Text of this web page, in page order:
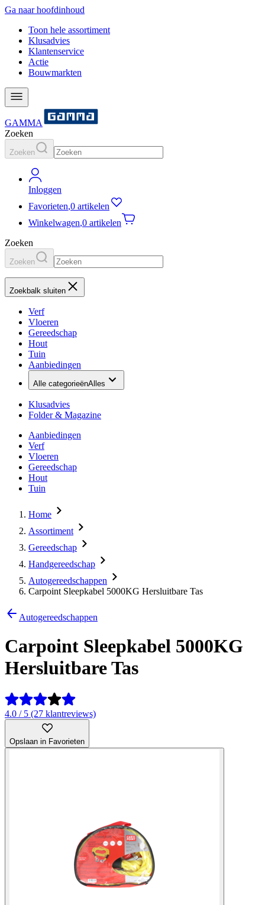
Ga naar hoofdinhoud
Toon hele assortiment
Klusadvies
Klantenservice
Actie
Bouwmarkten
GAMMA
Zoeken
Zoeken
Inloggen
Favorieten,0 artikelen
Winkelwagen,0 artikelen
Zoeken
Zoeken
Zoekbalk sluiten
Verf
Vloeren
Gereedschap
Hout
Tuin
Aanbiedingen
Alle categorieënAlles
Klusadvies
Folder & Magazine
Aanbiedingen
Verf
Vloeren
Gereedschap
Hout
Tuin
Home
Assortiment
Gereedschap
Handgereedschap
Autogereedschappen
Carpoint Sleepkabel 5000KG Hersluitbare Tas
Autogereedschappen
Carpoint Sleepkabel 5000KG
Hersluitbare Tas
4.0 / 5 (27 klantreviews)
Opslaan in Favorieten